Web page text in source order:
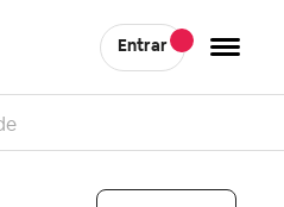
Entrar